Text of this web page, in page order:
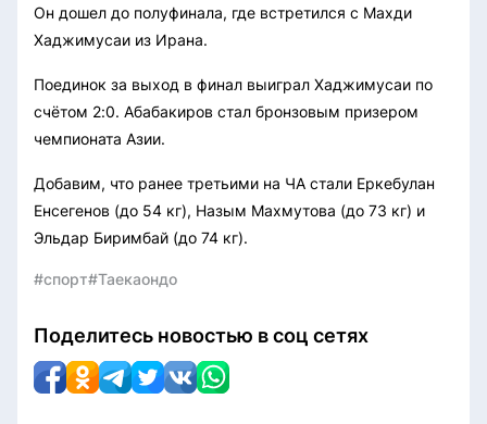
Он дошел до полуфинала, где встретился с Махди
Хаджимусаи из Ирана.
Поединок за выход в финал выиграл Хаджимусаи по
счётом 2:0. Абабакиров стал бронзовым призером
чемпионата Азии.
Добавим, что ранее третьими на ЧА стали Еркебулан
Енсегенов (до 54 кг), Назым Махмутова (до 73 кг) и
Эльдар Биримбай (до 74 кг).
#спорт#Таекаондо
Поделитесь новостью в соц сетях